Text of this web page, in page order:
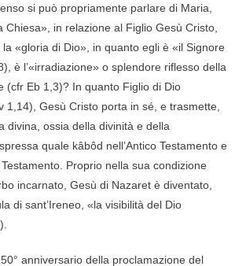
si può propriamente parlare di Maria,
Chiesa», in relazione al Figlio Gesù Cristo,
«gloria di Dio», in quanto egli è «il Signore
è l’«irradiazione» o splendore riflesso della
(cfr Eb 1,3)? In quanto Figlio di Dio
1,14), Gesù Cristo porta in sé, e trasmette,
divina, ossia della divinità e della
quale kâbôd nell’Antico Testamento e
Proprio nella sua condizione
incarnato, Gesù di Nazaret è diventato,
di sant’Ireneo, «la visibilità del Dio
anniversario della proclamazione del